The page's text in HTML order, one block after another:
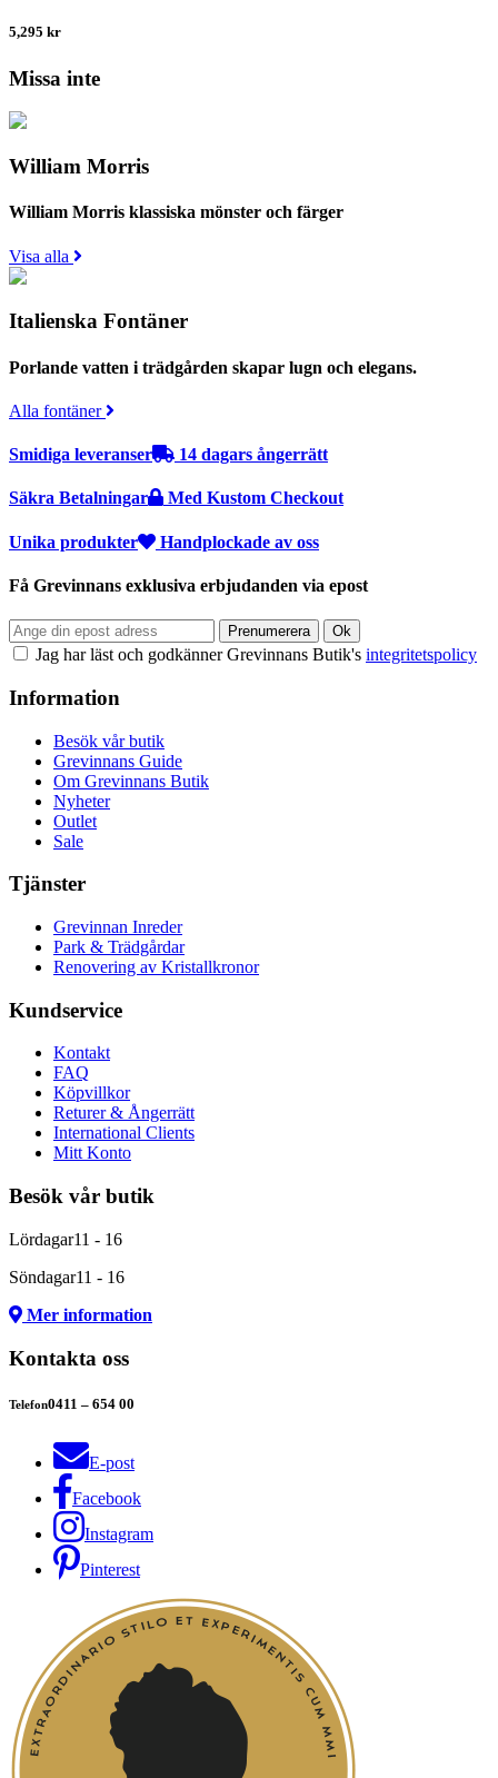
5,295 kr
Missa inte
William Morris
William Morris klassiska mönster och färger
Visa alla
Italienska Fontäner
Porlande vatten i trädgården skapar lugn och elegans.
Alla fontäner
Smidiga leveranser 14 dagars ångerrätt
Säkra Betalningar Med Kustom Checkout
Unika produkter Handplockade av oss
Få Grevinnans exklusiva erbjudanden via epost
Jag har läst och godkänner Grevinnans Butik's integritetspolicy
Information
Besök vår butik
Grevinnans Guide
Om Grevinnans Butik
Nyheter
Outlet
Sale
Tjänster
Grevinnan Inreder
Park & Trädgårdar
Renovering av Kristallkronor
Kundservice
Kontakt
FAQ
Köpvillkor
Returer & Ångerrätt
International Clients
Mitt Konto
Besök vår butik
Lördagar11 - 16
Söndagar11 - 16
Mer information
Kontakta oss
Telefon0411 – 654 00
E-post
Facebook
Instagram
Pinterest